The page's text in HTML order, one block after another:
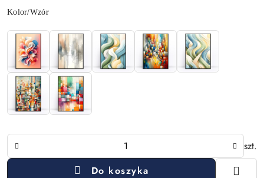
Wariant
Kolor/Wzór
szt.
Do koszyka